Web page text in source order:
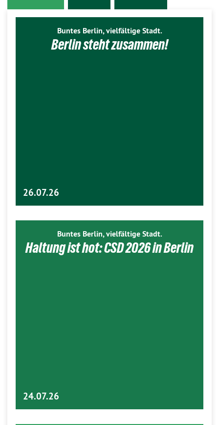
Buntes Berlin, vielfältige Stadt.
Berlin steht zusammen!
26.07.26
Buntes Berlin, vielfältige Stadt.
Haltung ist hot: CSD 2026 in Berlin
24.07.26